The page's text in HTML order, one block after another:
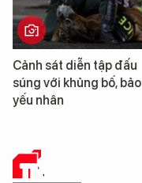
Cảnh sát diễn tập đấu
súng với khủng bố,
yếu nhân
TIN TỨC